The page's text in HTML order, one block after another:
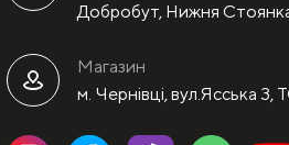
Добробут, Нижня
Магазин
м. Чернівці, вул.Ясська 3,